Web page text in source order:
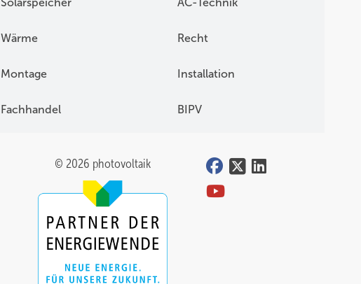
Solarspeicher AC-Technik
Wärme Recht
Montage Installation
Fachhandel BIPV
© 2026 photovoltaik